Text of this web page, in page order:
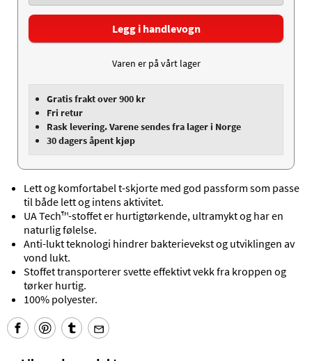
Legg i handlevogn
Varen er på vårt lager
Gratis frakt over 900 kr
Fri retur
Rask levering. Varene sendes fra lager i Norge
30 dagers åpent kjøp
Lett og komfortabel t-skjorte med god passform som passe
til både lett og intens aktivitet.
UA Tech™-stoffet er hurtigtørkende, ultramykt og har en
naturlig følelse.
Anti-lukt teknologi hindrer bakterievekst og utviklingen av
vond lukt.
Stoffet transporterer svette effektivt vekk fra kroppen og
tørker hurtig.
100% polyester.